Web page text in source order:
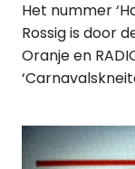
Het nummer
Rossig is door
Oranje en